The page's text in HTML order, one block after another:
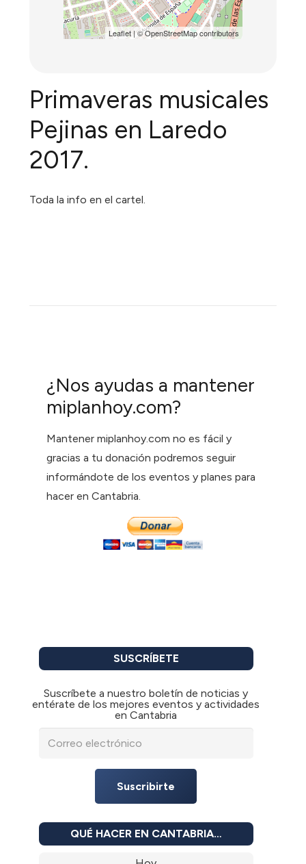
Leaflet| ©OpenStreetMapcontributors
Primaveras musicales
Pejinas en Laredo
2017.
Toda la info en el cartel.
¿Nos ayudas a mantener
miplanhoy.com?
Mantener miplanhoy.com no es fácil y
gracias a tu donación podremos seguir
informándote de los eventos y planes para
hacer en Cantabria.
SUSCRÍBETE
Suscríbete a nuestro boletín de noticias y
entérate de los mejores eventos y actividades
en Cantabria
Suscribirte
QUÉ HACER EN CANTABRIA…